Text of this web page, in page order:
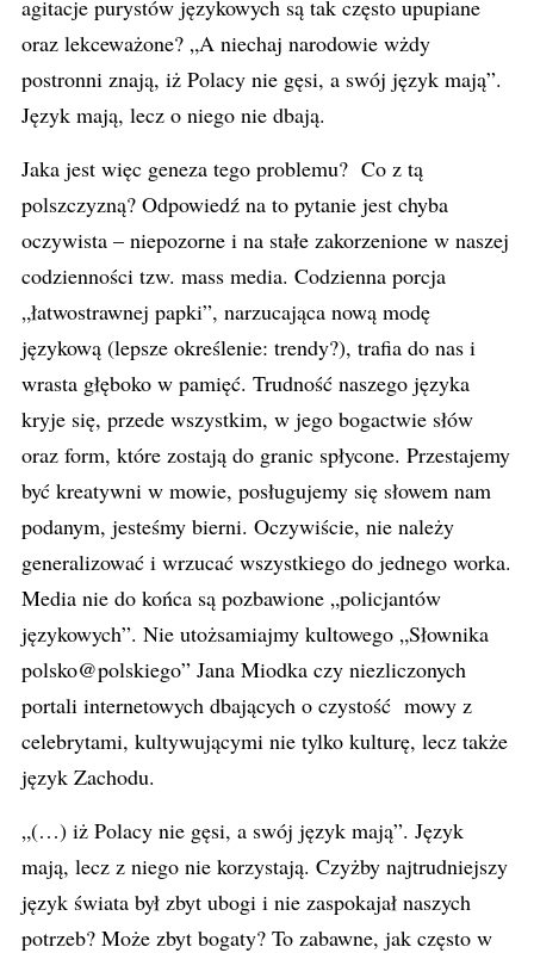
agitacje purystów językowych są tak często upupiane
oraz lekceważone? „A niechaj narodowie wżdy
postronni znają, iż Polacy nie gęsi, a swój język mają”.
Język mają, lecz o niego nie dbają.
Jaka jest więc geneza tego problemu? Co z tą
polszczyzną? Odpowiedź na to pytanie jest chyba
oczywista – niepozorne i na stałe zakorzenione w naszej
codzienności tzw. mass media. Codzienna porcja
„łatwostrawnej papki”, narzucająca nową modę
językową (lepsze określenie: trendy?), trafia do nas i
wrasta głęboko w pamięć. Trudność naszego języka
kryje się, przede wszystkim, w jego bogactwie słów
oraz form, które zostają do granic spłycone. Przestajemy
być kreatywni w mowie, posługujemy się słowem nam
podanym, jesteśmy bierni. Oczywiście, nie należy
generalizować i wrzucać wszystkiego do jednego worka.
Media nie do końca są pozbawione „policjantów
językowych”. Nie utożsamiajmy kultowego „Słownika
polsko@polskiego” Jana Miodka czy niezliczonych
portali internetowych dbających o czystość mowy z
celebrytami, kultywującymi nie tylko kulturę, lecz także
język Zachodu.
„(…) iż Polacy nie gęsi, a swój język mają”. Język
mają, lecz z niego nie korzystają. Czyżby najtrudniejszy
język świata był zbyt ubogi i nie zaspokajał naszych
potrzeb? Może zbyt bogaty? To zabawne, jak często w